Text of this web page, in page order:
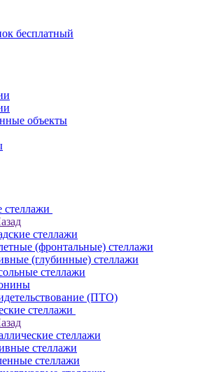
бесплатный
объекты
стеллажи
стеллажи
(фронтальные) стеллажи
(глубинные) стеллажи
стеллажи
(ПТО)
стеллажи
стеллажи
стеллажи
стеллажи